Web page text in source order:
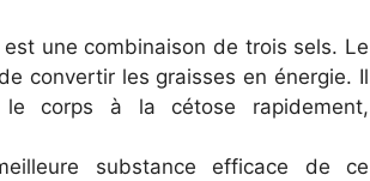
est une combinaison de trois sels. Le
convertir les graisses en énergie. Il
corps à la cétose rapidement,
substance efficace de ce